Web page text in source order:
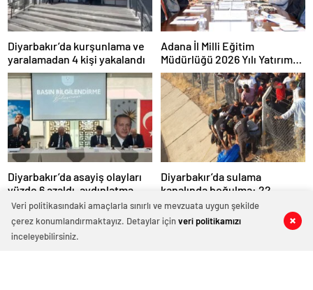
Diyarbakır’da kurşunlama ve
yaralamadan 4 kişi yakalandı
Adana İl Milli Eğitim
Müdürlüğü 2026 Yılı Yatırım
Programı değerlendirildi
Diyarbakır’da asayiş olayları
yüzde 6 azaldı, aydınlatma
oranı yüzde 98’e yükseldi
Diyarbakır’da sulama
kanalında boğulma: 22
yaşındaki genç hayatını
kaybetti
Veri politikasındaki amaçlarla sınırlı ve mevzuata uygun şekilde
çerez konumlandırmaktayız. Detaylar içinveri politikamızı
inceleyebilirsiniz.